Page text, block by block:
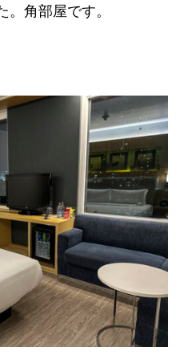
角部屋です。